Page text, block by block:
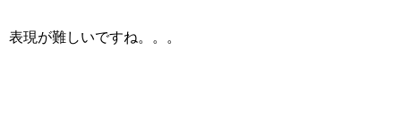
表現が難しいですね。。。